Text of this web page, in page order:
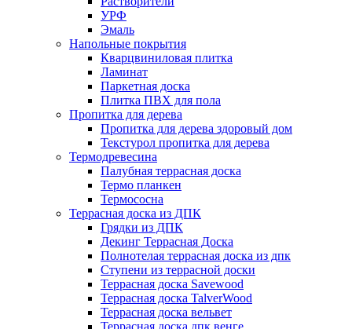
УРФ
Эмаль
Напольные покрытия
Кварцвиниловая плитка
Ламинат
Паркетная доска
Плитка ПВХ для пола
Пропитка для дерева
Пропитка для дерева здоровый дом
Текстурол пропитка для дерева
Термодревесина
Палубная террасная доска
Термо планкен
Термососна
Террасная доска из ДПК
Грядки из ДПК
Декинг Террасная Доска
Полнотелая террасная доска из дпк
Ступени из террасной доски
Террасная доска Savewood
Террасная доска TalverWood
Террасная доска вельвет
Террасная доска дпк венге